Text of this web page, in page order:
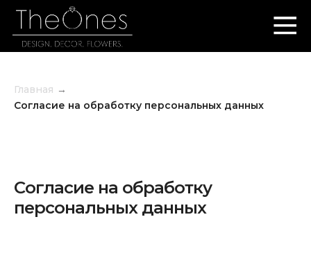
Главная →
Согласие на обработку персональных данных
Согласие на обработку
персональных данных